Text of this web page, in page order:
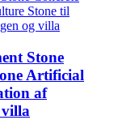
Stone
Artificial
af